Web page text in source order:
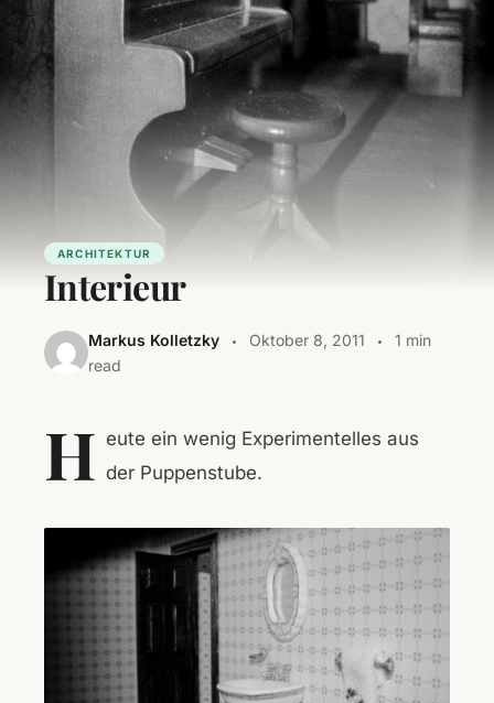
ARCHITEKTUR
Interieur
Markus Kolletzky Oktober 8, 2011
1 min
read
H eute ein wenig Experimentelles aus
der Puppenstube.